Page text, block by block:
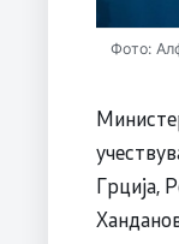
Фото:
Грција,